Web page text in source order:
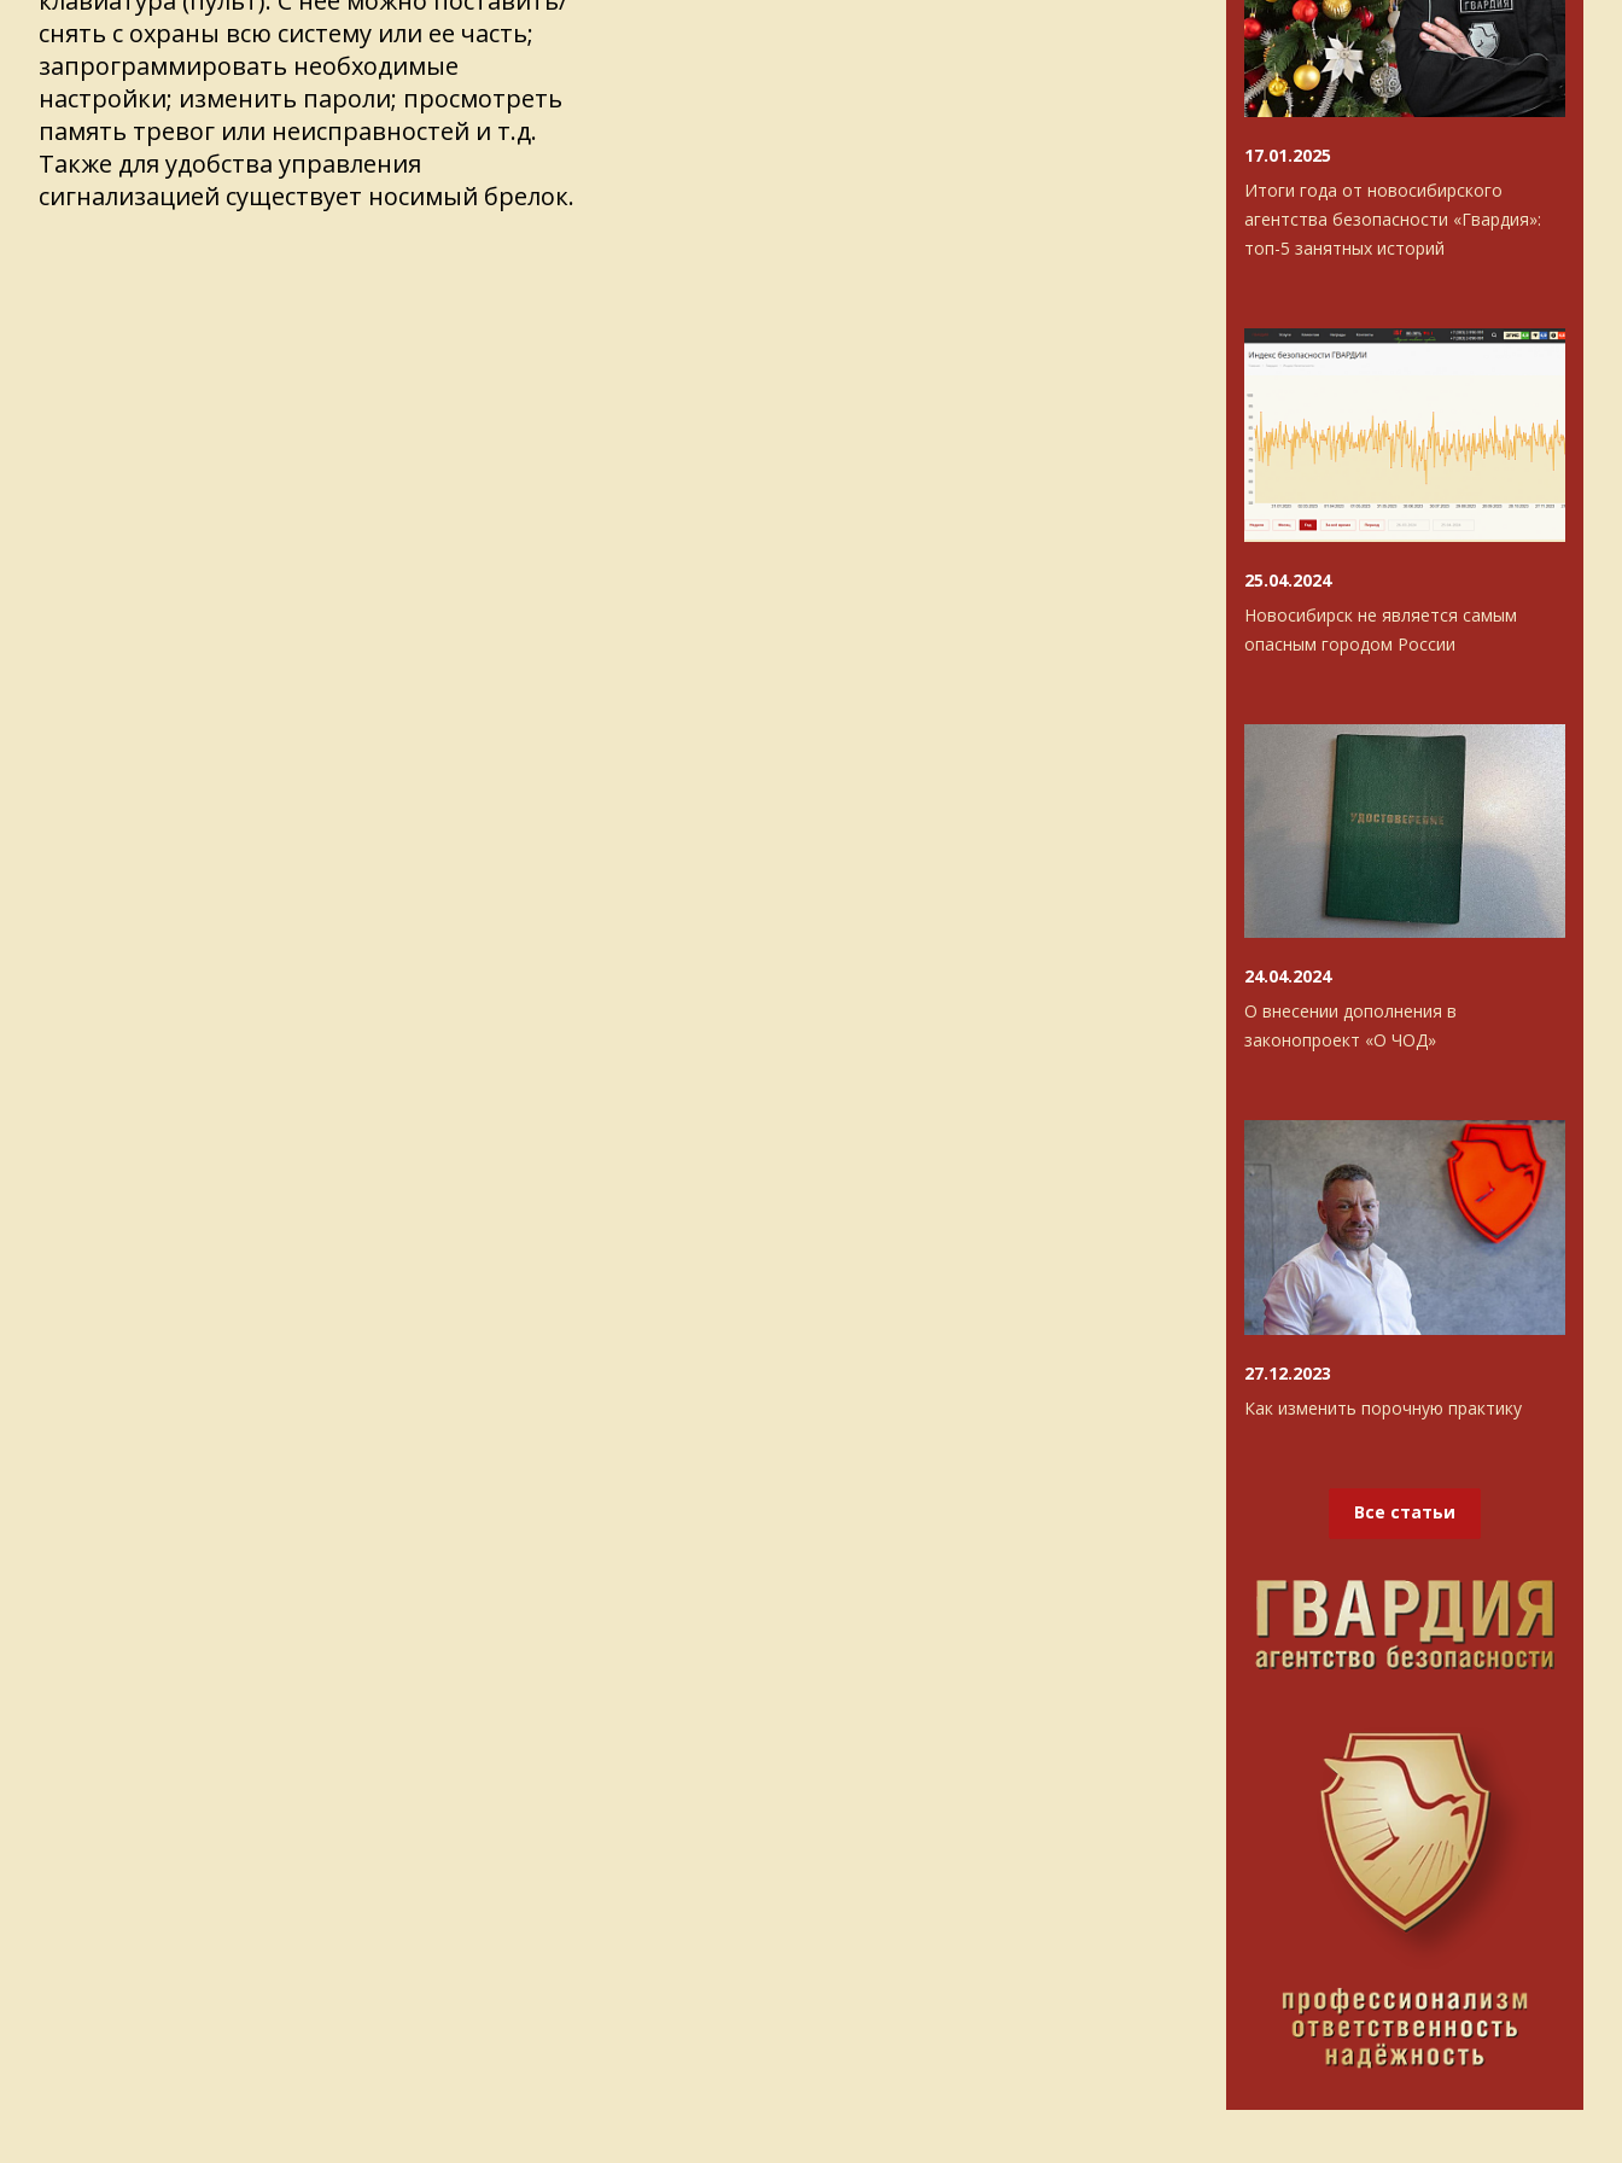
снять с охраны всю систему или ее часть;
запрограммировать необходимые
настройки; изменить пароли; просмотреть
память тревог или неисправностей и т.д.
Также для удобства управления
сигнализацией существует носимый брелок.
Итоги года от новосибирского
агентства безопасности «Гвардия»:
топ-5 занятных историй
17.01.2025
Новосибирск не является самым
опасным городом России
25.04.2024
О внесении дополнения в
законопроект «О ЧОД»
24.04.2024
Как изменить порочную практику
27.12.2023
Все статьи